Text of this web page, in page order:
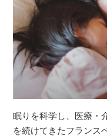
眠りを科学し、医療・
を続けてきたフランス